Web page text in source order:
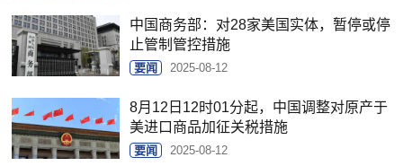
中国商务部：对28家美国实体，暂停或停
止管制管控措施
要闻 2025-08-12
8月12日12时01分起，中国调整对原产于
美进口商品加征关税措施
要闻 2025-08-12